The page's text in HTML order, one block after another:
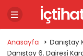
Anasayfa
Danıştay
Danıştay 6. Dairesi